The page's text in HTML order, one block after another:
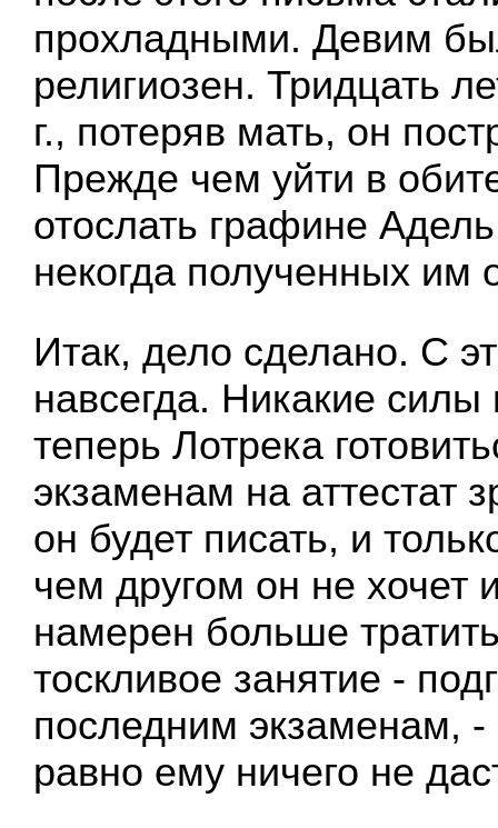
прохладными. Девим
религиозен. Тридцать
г., потеряв мать, он
Прежде чем уйти в
отослать графине
некогда полученных им
Итак, дело сделано. С
навсегда. Никакие силы
теперь Лотрека
экзаменам на аттестат
он будет писать, и
чем другом он не
намерен больше
тоскливое занятие -
последним экзаменам, -
равно ему ничего не